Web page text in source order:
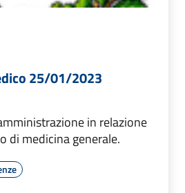
25/01/2023
in relazione
di medicina generale.